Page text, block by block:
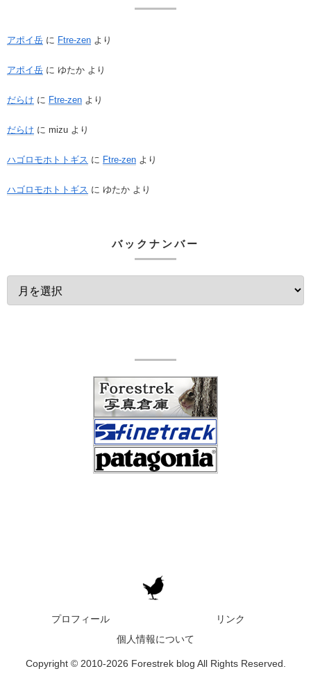
アポイ岳 に Ftre-zen より
アポイ岳 に ゆたか より
だらけ に Ftre-zen より
だらけ に mizu より
ハゴロモホトトギス に Ftre-zen より
ハゴロモホトトギス に ゆたか より
バックナンバー
プロフィール
リンク
個人情報について
Copyright © 2010-2026 Forestrek blog All Rights Reserved.